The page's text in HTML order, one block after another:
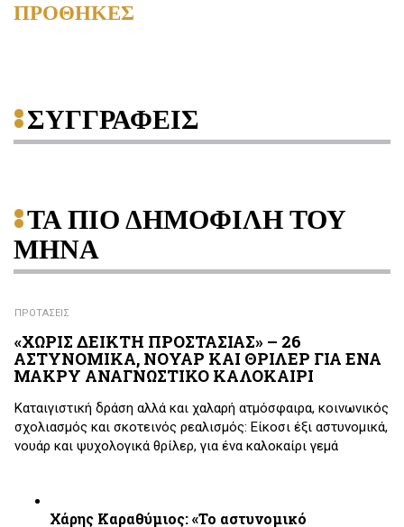
ΠΡΟΘΗΚΕΣ
ΣΥΓΓΡΑΦΕΙΣ
ΤΑ ΠΙΟ ΔΗΜΟΦΙΛΗ ΤΟΥ
ΜΗΝΑ
ΠΡΟΤΑΣΕΙΣ
«ΧΩΡΙΣ ΔΕΙΚΤΗ ΠΡΟΣΤΑΣΙΑΣ» – 26
ΑΣΤΥΝΟΜΙΚΑ, ΝΟΥΑΡ ΚΑΙ ΘΡΙΛΕΡ ΓΙΑ ΕΝΑ
ΜΑΚΡΥ ΑΝΑΓΝΩΣΤΙΚΟ ΚΑΛΟΚΑΙΡΙ
Καταιγιστική δράση αλλά και χαλαρή ατμόσφαιρα, κοινωνικός
σχολιασμός και σκοτεινός ρεαλισμός: Είκοσι έξι αστυνομικά,
νουάρ και ψυχολογικά θρίλερ, για ένα καλοκαίρι γεμά
Χάρης Καραθύμιος: «Το αστυνομικό